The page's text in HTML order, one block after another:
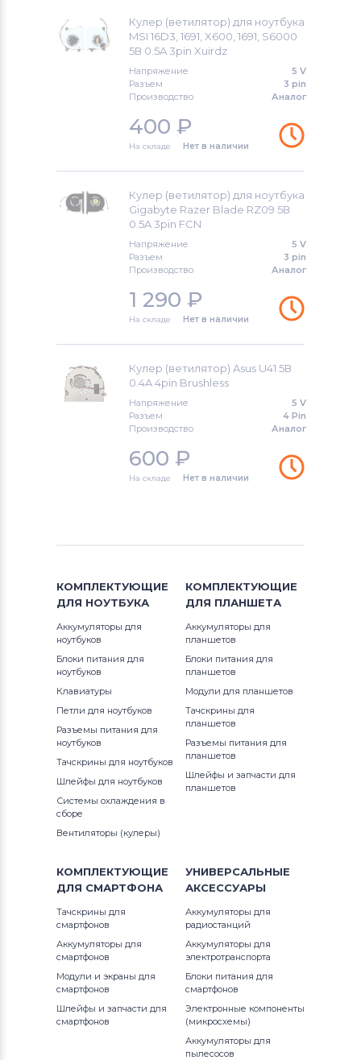
Вентиляторы (кулеры)Viewsonic
Вентиляторы (кулеры)
Вентиляторы (кулеры) Samsung
Вентиляторы (кулеры)Clevo
Вентиляторы (кулеры)
Вентиляторы (кулеры)Fujitsu-
Вентиляторы (кулеры)Haier
Вентиляторы (кулеры)KFTYR
Вентиляторы (кулеры)
Вентиляторы (кулеры)
Вентиляторы (кулеры)
Универсальный
Вентиляторы (кулеры)Asus
Вентиляторы (кулеры) Casper
Кулер (ветилятор) для ноутбука
MSI 16D3, 1691, X600, 1691, S6000
5В 0.5A 3pin Xuirdz
Напряжение
5 V
Разъем
3 pin
Производство
Аналог
400 ₽
На складе Нет в наличии
Кулер (ветилятор) для ноутбука
Gigabyte Razer Blade RZ09 5В
0.5A 3pin FCN
Напряжение
5 V
Разъем
3 pin
Производство
Аналог
1 290 ₽
На складе Нет в наличии
Кулер (ветилятор) Asus U41 5В
0.4A 4pin Brushless
Напряжение
5 V
Разъем
4 Pin
Производство
Аналог
600 ₽
На складе Нет в наличии
КОМПЛЕКТУЮЩИЕ
ДЛЯ НОУТБУКА
Аккумуляторы для
ноутбуков
Блоки питания для
ноутбуков
Клавиатуры
Петли для ноутбуков
Разъемы питания для
ноутбуков
Тачскрины для ноутбуков
Шлейфы для ноутбуков
Системы охлаждения в
сборе
Вентиляторы (кулеры)
КОМПЛЕКТУЮЩИЕ
ДЛЯ ПЛАНШЕТА
Аккумуляторы для
планшетов
Блоки питания для
планшетов
Модули для планшетов
Тачскрины для
планшетов
Разъемы питания для
планшетов
Шлейфы и запчасти для
планшетов
КОМПЛЕКТУЮЩИЕ
ДЛЯ СМАРТФОНА
Тачскрины для
смартфонов
Аккумуляторы для
смартфонов
Модули и экраны для
смартфонов
Шлейфы и запчасти для
смартфонов
УНИВЕРСАЛЬНЫЕ
АКСЕССУАРЫ
Аккумуляторы для
радиостанций
Аккумуляторы для
электротранспорта
Блоки питания для
смартфонов
Электронные компоненты
(микросхемы)
Аккумуляторы для
пылесосов